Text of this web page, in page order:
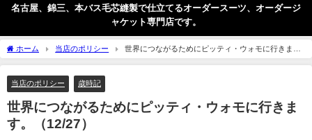
名古屋、錦三、本バス毛芯縫製で仕立てるオーダースーツ、オーダージ
ャケット専門店です。
ホーム 当店のポリシー
世界につながるためにピッティ・ウォモに行きま
す。（12/27）
当店のポリシー 歳時記
世界につながるためにピッティ・ウォモに行きま
す。（12/27）